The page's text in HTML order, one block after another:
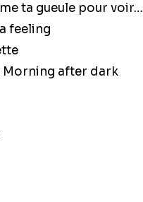
ta gueule pour voir…
feeling
Morning after dark